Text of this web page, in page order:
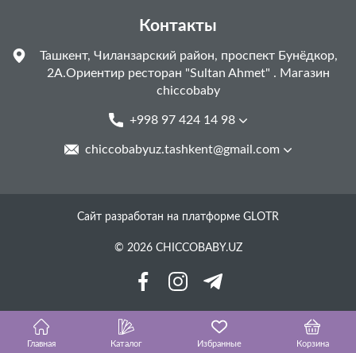
Контакты
Ташкент, Чиланзарский район, проспект Бунёдкор,
2А.Ориентир ресторан "Sultan Ahmet" . Магазин
chiccobaby
+998 97 424 14 98
chiccobabyuz.tashkent@gmail.com
Сайт разработан на платформе GLOTR
© 2026 CHICCOBABY.UZ
Главная Каталог Избранные Корзина